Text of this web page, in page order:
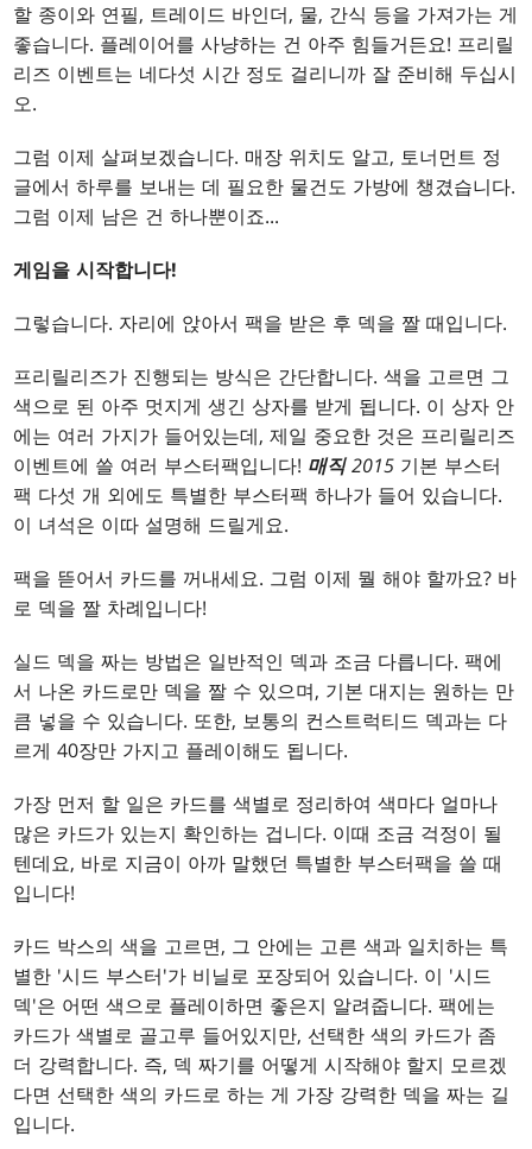
할 종이와 연필, 트레이드 바인더, 물, 간식 등을 가져가는 게
좋습니다. 플레이어를 사냥하는 건 아주 힘들거든요! 프리릴
리즈 이벤트는 네다섯 시간 정도 걸리니까 잘 준비해 두십시
오.
그럼 이제 살펴보겠습니다. 매장 위치도 알고, 토너먼트 정
글에서 하루를 보내는 데 필요한 물건도 가방에 챙겼습니다.
그럼 이제 남은 건 하나뿐이죠...
게임을 시작합니다!
그렇습니다. 자리에 앉아서 팩을 받은 후 덱을 짤 때입니다.
프리릴리즈가 진행되는 방식은 간단합니다. 색을 고르면 그
색으로 된 아주 멋지게 생긴 상자를 받게 됩니다. 이 상자 안
에는 여러 가지가 들어있는데, 제일 중요한 것은 프리릴리즈
이벤트에 쓸 여러 부스터팩입니다! 매직2015 기본 부스터
팩 다섯 개 외에도 특별한 부스터팩 하나가 들어 있습니다.
이 녀석은 이따 설명해 드릴게요.
팩을 뜯어서 카드를 꺼내세요. 그럼 이제 뭘 해야 할까요? 바
로 덱을 짤 차례입니다!
실드 덱을 짜는 방법은 일반적인 덱과 조금 다릅니다. 팩에
서 나온 카드로만 덱을 짤 수 있으며, 기본 대지는 원하는 만
큼 넣을 수 있습니다. 또한, 보통의 컨스트럭티드 덱과는 다
르게 40장만 가지고 플레이해도 됩니다.
가장 먼저 할 일은 카드를 색별로 정리하여 색마다 얼마나
많은 카드가 있는지 확인하는 겁니다. 이때 조금 걱정이 될
텐데요, 바로 지금이 아까 말했던 특별한 부스터팩을 쓸 때
입니다!
카드 박스의 색을 고르면, 그 안에는 고른 색과 일치하는 특
별한 '시드 부스터'가 비닐로 포장되어 있습니다. 이 '시드
덱'은 어떤 색으로 플레이하면 좋은지 알려줍니다. 팩에는
카드가 색별로 골고루 들어있지만, 선택한 색의 카드가 좀
더 강력합니다. 즉, 덱 짜기를 어떻게 시작해야 할지 모르겠
다면 선택한 색의 카드로 하는 게 가장 강력한 덱을 짜는 길
입니다.